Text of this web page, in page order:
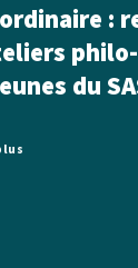
:
du